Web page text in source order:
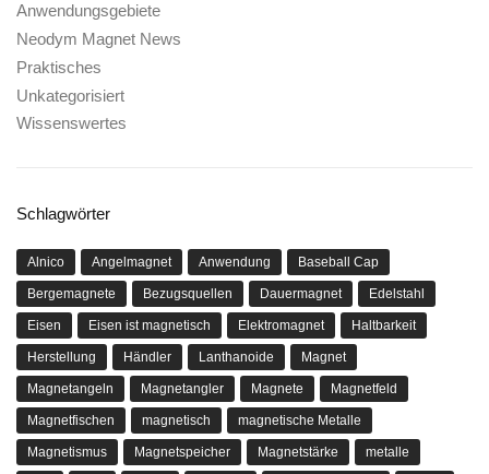
Anwendungsgebiete
Neodym Magnet News
Praktisches
Unkategorisiert
Wissenswertes
Schlagwörter
Alnico Angelmagnet Anwendung Baseball Cap
Bergemagnete Bezugsquellen Dauermagnet Edelstahl
Eisen Eisen ist magnetisch Elektromagnet Haltbarkeit
Herstellung Händler Lanthanoide Magnet
Magnetangeln Magnetangler Magnete Magnetfeld
Magnetfischen magnetisch magnetische Metalle
Magnetismus Magnetspeicher Magnetstärke metalle